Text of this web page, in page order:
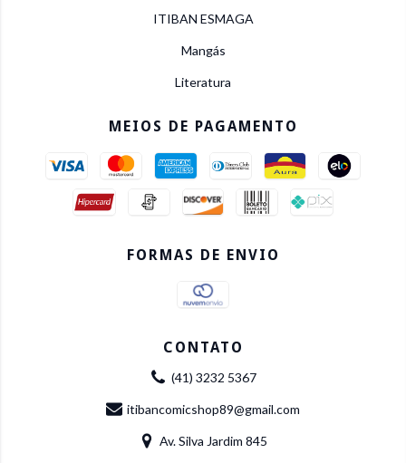
ITIBAN ESMAGA
Mangás
Literatura
MEIOS DE PAGAMENTO
FORMAS DE ENVIO
CONTATO
(41) 3232 5367
itibancomicshop89@gmail.com
Av. Silva Jardim 845